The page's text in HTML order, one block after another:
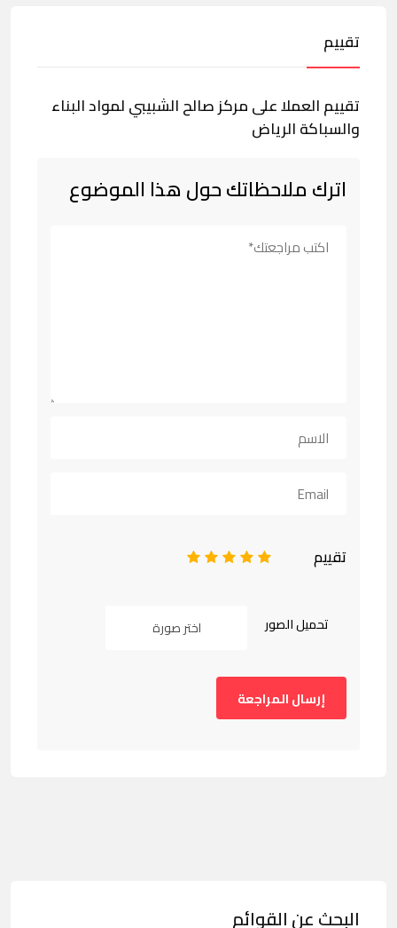
تقييم
تقييم العملا على مركز صالح الشبيبي لمواد البناء
والسباكة الرياض
اترك ملاحظاتك حول هذا الموضوع
تقييم 5
4
3
2
تحميل الصور اختر صورة
البحث عن القوائم